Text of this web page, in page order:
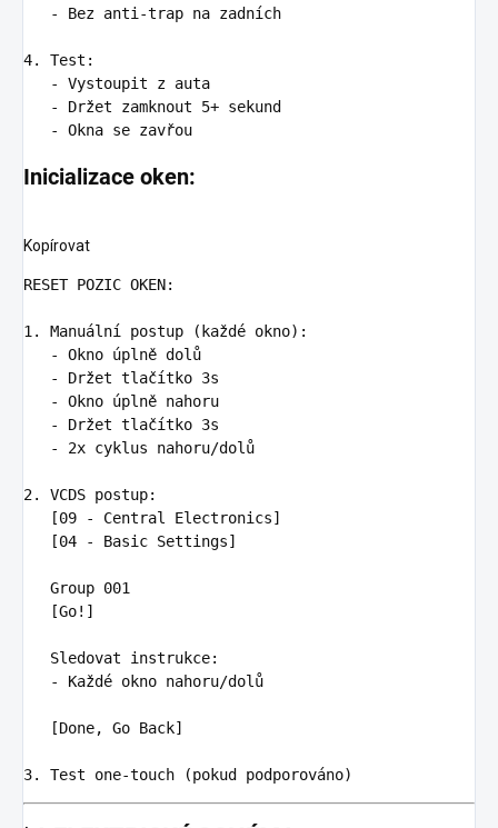
-
Bez anti-trap na zadních
4. Test :
-
Vystoupit z auta
-
Držet zamknout 5+ sekund
-
Okna se zavřou
Inicializace oken:
Kopírovat
RESET POZIC OKEN
1. Manuální postup (každé okno) :
-
Okno úplně dolů
-
Držet tlačítko 3s
-
Okno úplně nahoru
-
Držet tlačítko 3s
-
2x cyklus nahoru/dolů
2. VCDS postup:
[09 - Central Electronics]
   [04 - Basic Settings]
   Group 001
   [Go!]
   Sledovat instrukce
:
-
Každé okno nahoru/dolů
   [Done, Go Back]